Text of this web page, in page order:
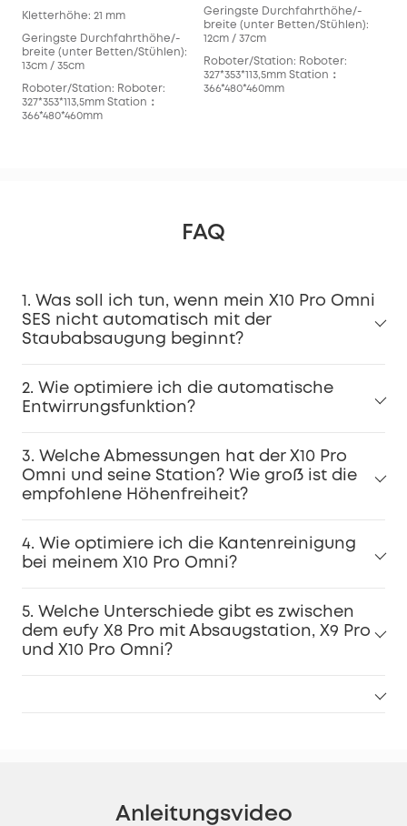
Kletterhöhe: 21 mm
Geringste Durchfahrthöhe/-
breite (unter Betten/Stühlen):
13cm / 35cm
Roboter/Station: Roboter:
327*353*113,5mm Station：
366*480*460mm
Geringste Durchfahrthöhe/-
breite (unter Betten/Stühlen):
12cm / 37cm
Roboter/Station: Roboter:
327*353*113,5mm Station：
366*480*460mm
FAQ
1. Was soll ich tun, wenn mein X10 Pro Omni
SES nicht automatisch mit der
Staubabsaugung beginnt?
2. Wie optimiere ich die automatische
Entwirrungsfunktion?
3. Welche Abmessungen hat der X10 Pro
Omni und seine Station? Wie groß ist die
empfohlene Höhenfreiheit?
4. Wie optimiere ich die Kantenreinigung
bei meinem X10 Pro Omni?
5. Welche Unterschiede gibt es zwischen
dem eufy X8 Pro mit Absaugstation, X9 Pro
und X10 Pro Omni?
Anleitungsvideo